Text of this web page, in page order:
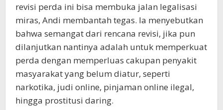
revisi perda ini bisa membuka jalan legalisasi
miras, Andi membantah tegas. Ia menyebutkan
bahwa semangat dari rencana revisi, jika pun
dilanjutkan nantinya adalah untuk memperkuat
perda dengan memperluas cakupan penyakit
masyarakat yang belum diatur, seperti
narkotika, judi online, pinjaman online ilegal,
hingga prostitusi daring.